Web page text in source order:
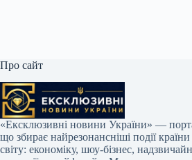
Про сайт
«Ексклюзивні новини України» —
що збирає найрезонансніші події країни
світу: економіку, шоу-бізнес,